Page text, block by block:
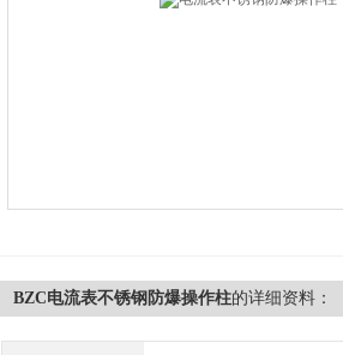
BZC电流表不锈钢防爆操作柱的详细资料：